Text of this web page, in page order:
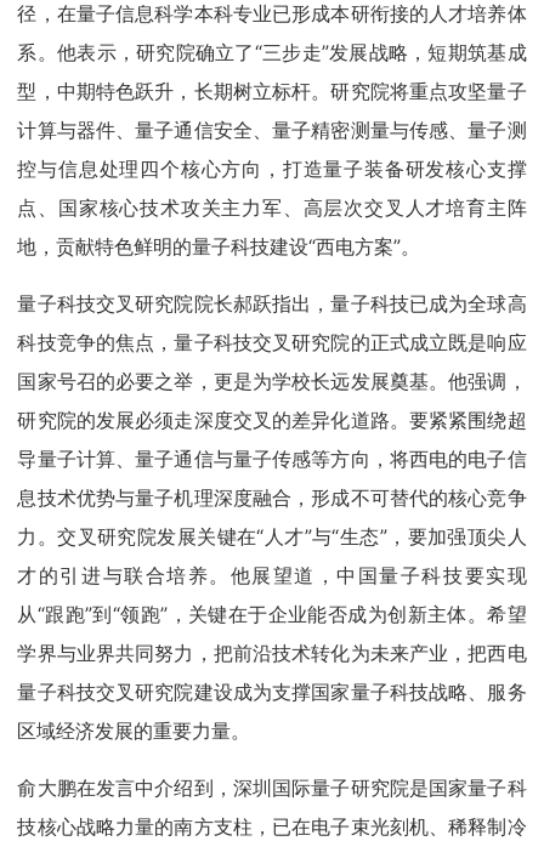
径，在量子信息科学本科专业已形成本研衔接的人才培养体
系。他表示，研究院确立了“三步走”发展战略，短期筑基成
型，中期特色跃升，长期树立标杆。研究院将重点攻坚量子
计算与器件、量子通信安全、量子精密测量与传感、量子测
控与信息处理四个核心方向，打造量子装备研发核心支撑
点、国家核心技术攻关主力军、高层次交叉人才培育主阵
地，贡献特色鲜明的量子科技建设“西电方案”。
量子科技交叉研究院院长郝跃指出，量子科技已成为全球高
科技竞争的焦点，量子科技交叉研究院的正式成立既是响应
国家号召的必要之举，更是为学校长远发展奠基。他强调，
研究院的发展必须走深度交叉的差异化道路。要紧紧围绕超
导量子计算、量子通信与量子传感等方向，将西电的电子信
息技术优势与量子机理深度融合，形成不可替代的核心竞争
力。交叉研究院发展关键在“人才”与“生态”，要加强顶尖人
才的引进与联合培养。他展望道，中国量子科技要实现
从“跟跑”到“领跑”，关键在于企业能否成为创新主体。希望
学界与业界共同努力，把前沿技术转化为未来产业，把西电
量子科技交叉研究院建设成为支撑国家量子科技战略、服务
区域经济发展的重要力量。
俞大鹏在发言中介绍到，深圳国际量子研究院是国家量子科
技核心战略力量的南方支柱，已在电子束光刻机、稀释制冷